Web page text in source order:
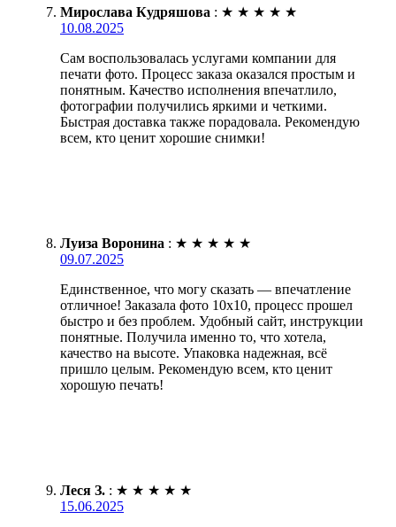
Мирослава Кудряшова : ★ ★ ★ ★ ★
10.08.2025
Сам воспользовалась услугами компании для
печати фото. Процесс заказа оказался простым и
понятным. Качество исполнения впечатлило,
фотографии получились яркими и четкими.
Быстрая доставка также порадовала. Рекомендую
всем, кто ценит хорошие снимки!
Луиза Воронина : ★ ★ ★ ★ ★
09.07.2025
Единственное, что могу сказать — впечатление
отличное! Заказала фото 10х10, процесс прошел
быстро и без проблем. Удобный сайт, инструкции
понятные. Получила именно то, что хотела,
качество на высоте. Упаковка надежная, всё
пришло целым. Рекомендую всем, кто ценит
хорошую печать!
Леся З. : ★ ★ ★ ★ ★
15.06.2025